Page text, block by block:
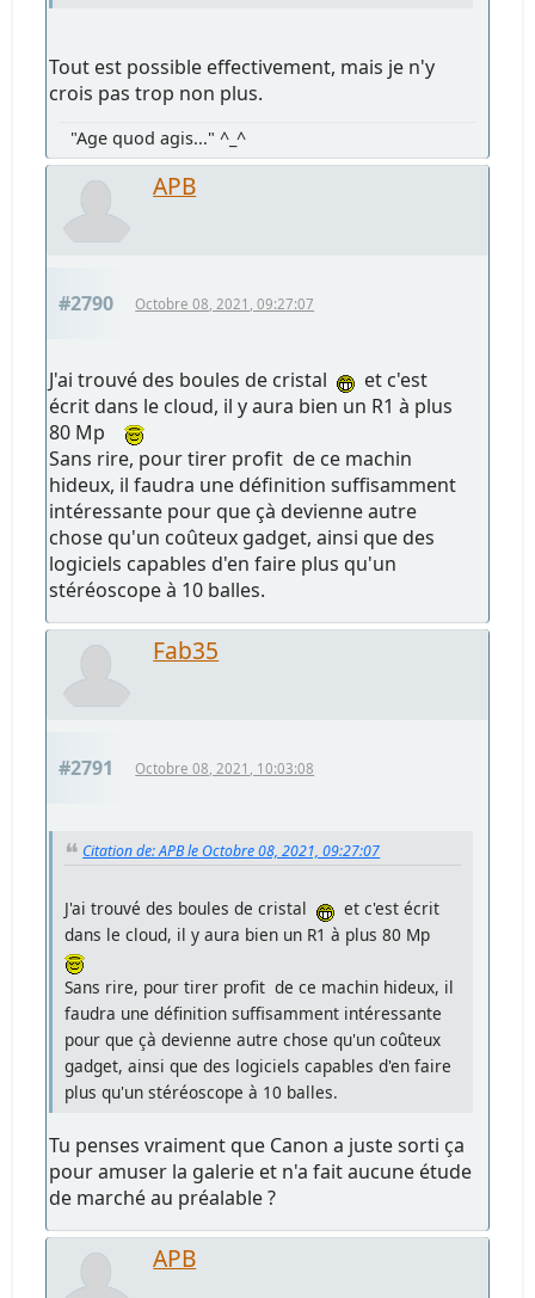
Tout est possible effectivement, mais je n'y
crois pas trop non plus.
"Age quod agis..." ^_^
APB
#2790 Octobre 08, 2021, 09:27:07
J'ai trouvé des boules de cristal
et c'est
écrit dans le cloud, il y aura bien un R1 à plus
80 Mp
Sans rire, pour tirer profit de ce machin
hideux, il faudra une définition suffisamment
intéressante pour que çà devienne autre
chose qu'un coûteux gadget, ainsi que des
logiciels capables d'en faire plus qu'un
stéréoscope à 10 balles.
Fab35
#2791 Octobre 08, 2021, 10:03:08
Citation de: APB le Octobre 08, 2021, 09:27:07
J'ai trouvé des boules de cristal
et c'est écrit
dans le cloud, il y aura bien un R1 à plus 80 Mp
Sans rire, pour tirer profit de ce machin hideux, il
faudra une définition suffisamment intéressante
pour que çà devienne autre chose qu'un coûteux
gadget, ainsi que des logiciels capables d'en faire
plus qu'un stéréoscope à 10 balles.
Tu penses vraiment que Canon a juste sorti ça
pour amuser la galerie et n'a fait aucune étude
de marché au préalable ?
APB